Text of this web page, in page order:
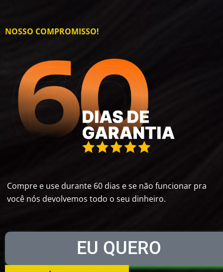
NOSSO COMPROMISSO!
Compre e use durante 60 dias e se não funcionar pra
você nós devolvemos todo o seu dinheiro.
EU QUERO